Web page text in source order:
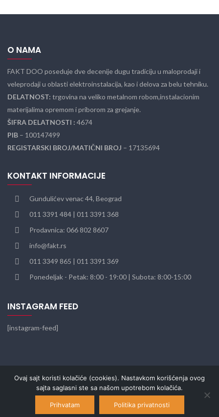
O NAMA
FAKT DOO poseduje dve decenije dugu tradiciju u maloprodaji i
veleprodaji u oblasti elektroinstalacija, kao i delova za belu tehniku.
DELATNOST: trgovina na veliko metalnom robom,instalacionim
materijalima opremom i priborom za grejanje.
ŠIFRA DELATNOSTI : 4674
PIB – 100147499
REGISTARSKI BROJ/MATIČNI BROJ – 17135694
KONTAKT INFORMACIJE
Gundulićev venac 44, Beograd
011 3391 484 | 011 3391 368
Prodavnica: 066 802 8607
info@fakt.rs
011 3349 865 | 011 3391 369
Ponedeljak - Petak: 8:00 - 19:00 | Subota: 8:00-15:00
INSTAGRAM FEED
[instagram-feed]
© 2022FAKT. Sva prava zadržana. Web dizajn SEO Team.
Ovaj sajt koristi kolačiće (cookies). Nastavkom korišćenja ovog
sajta saglasni ste sa našom upotrebom kolačića.
Prihvatam Politika privatnosti